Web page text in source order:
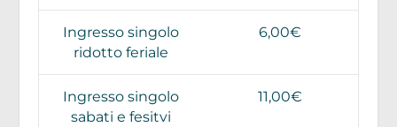
Ingresso singolo
ridotto feriale
6,00€
Ingresso singolo
sabati e fesitvi
11,00€